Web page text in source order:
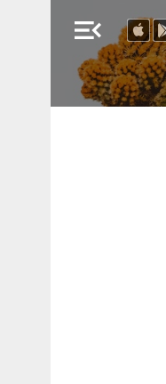
menu_open